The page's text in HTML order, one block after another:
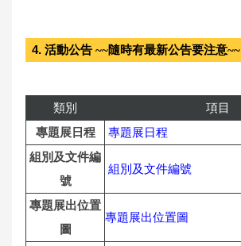
4. 活動公告 ~~隨時有最新公告要注意~~
類別
項目
專題展日程
專題展日程
組別及文件編
號
組別及文件編號
專題展出位置
圖
專題展出位置圖